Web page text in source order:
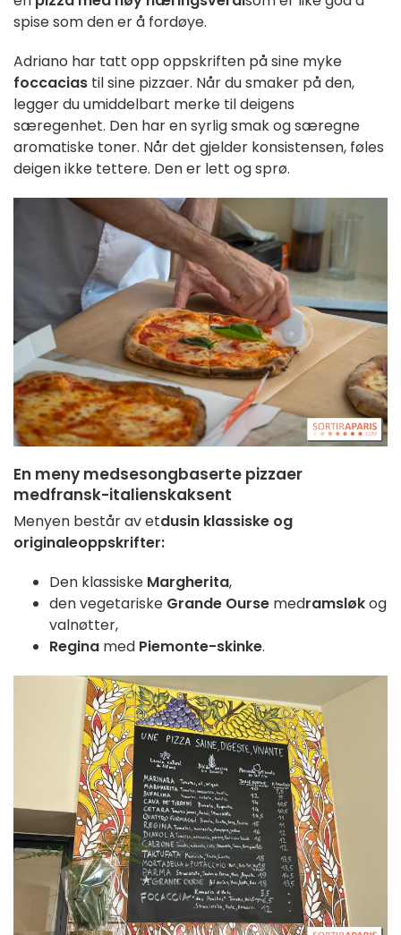
spisesom den er å fordøye.
Adriano har tatt opp oppskriften på sine myke
foccacias til sine pizzaer. Når du smaker på den,
legger du umiddelbart merke til deigens
særegenhet. Den har en syrlig smak og særegne
aromatiske toner. Når det gjelder konsistensen, føles
deigen ikke tettere. Den er lett og sprø.
En meny medsesongbaserte pizzaer
medfransk-italienskaksent
Menyen består avetdusin klassiske og
originaleoppskrifter:
Den klassiske Margherita,
den vegetariske Grande Ourse medramsløkog
valnøtter,
Regina med Piemonte-skinke.